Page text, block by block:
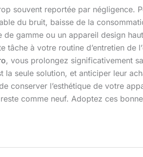
souvent reportée par négligence.
du bruit, baisse de la
gamme ou un appareil design
à votre routine d’entretien de l’
, vous prolongez significativement
la seule solution, et anticiper leur
conserver l’esthétique de votre
comme neuf. Adoptez ces